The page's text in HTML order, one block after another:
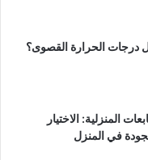
درجات الحرارة القصوى؟
المنزلية: الاختيار
في المنزل